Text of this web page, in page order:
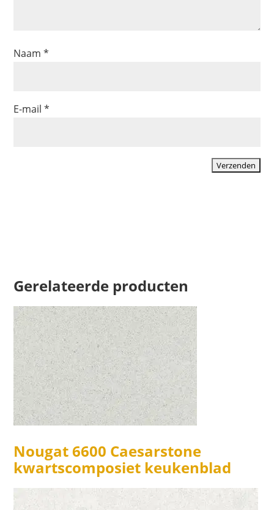
Naam*
E-mail*
Gerelateerde producten
Nougat 6600 Caesarstone
kwartscomposiet keukenblad